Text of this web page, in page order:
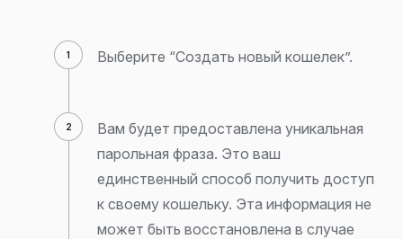
Выберите “Создать новый кошелек”.
Вам будет предоставлена уникальная
парольная фраза. Это ваш
единственный способ получить доступ
к своему кошельку. Эта информация не
может быть восстановлена в случае